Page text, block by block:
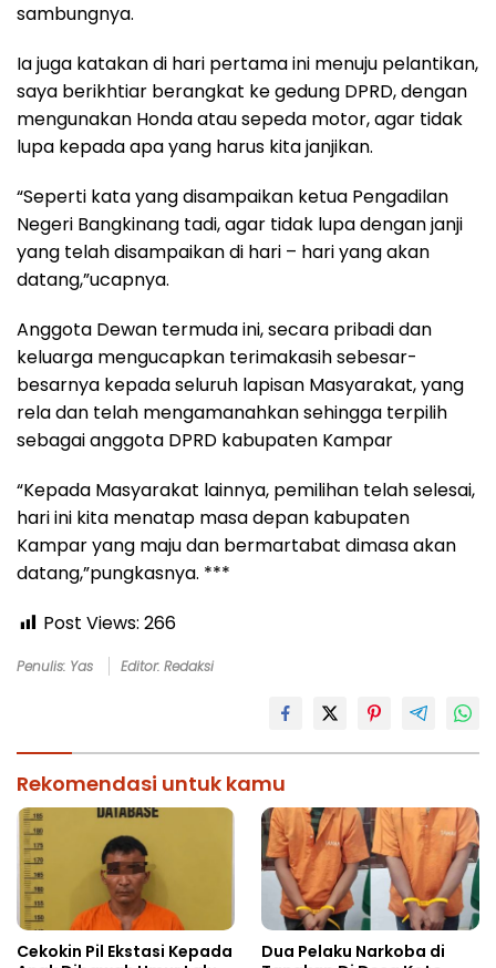
sambungnya.
Ia juga katakan di hari pertama ini menuju pelantikan,
saya berikhtiar berangkat ke gedung DPRD, dengan
mengunakan Honda atau sepeda motor, agar tidak
lupa kepada apa yang harus kita janjikan.
“Seperti kata yang disampaikan ketua Pengadilan
Negeri Bangkinang tadi, agar tidak lupa dengan janji
yang telah disampaikan di hari – hari yang akan
datang,”ucapnya.
Anggota Dewan termuda ini, secara pribadi dan
keluarga mengucapkan terimakasih sebesar-
besarnya kepada seluruh lapisan Masyarakat, yang
rela dan telah mengamanahkan sehingga terpilih
sebagai anggota DPRD kabupaten Kampar
“Kepada Masyarakat lainnya, pemilihan telah selesai,
hari ini kita menatap masa depan kabupaten
Kampar yang maju dan bermartabat dimasa akan
datang,”pungkasnya. ***
Post Views: 266
Penulis: Yas Editor: Redaksi
Rekomendasi untuk kamu
Cekokin Pil Ekstasi Kepada
Dua Pelaku Narkoba di